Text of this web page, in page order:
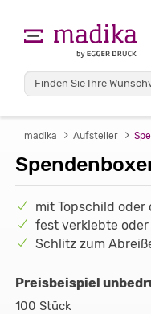
madika Aufsteller
mit Topschild oder
fest verklebte
Schlitz zum
Preisbeispiel
100 Stück